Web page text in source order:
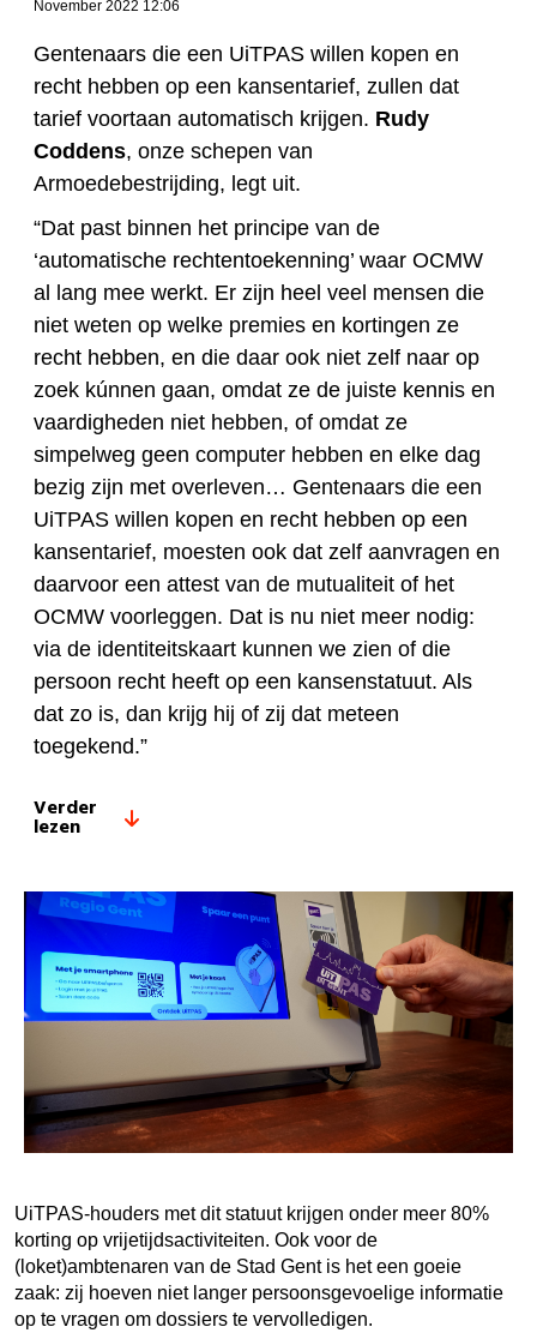
November 2022 12:06
Gentenaars die een UiTPAS willen kopen en
recht hebben op een kansentarief, zullen dat
tarief voortaan automatisch krijgen. Rudy
Coddens, onze schepen van
Armoedebestrijding, legt uit.
“Dat past binnen het principe van de
‘automatische rechtentoekenning’ waar OCMW
al lang mee werkt. Er zijn heel veel mensen die
niet weten op welke premies en kortingen ze
recht hebben, en die daar ook niet zelf naar op
zoek kúnnen gaan, omdat ze de juiste kennis en
vaardigheden niet hebben, of omdat ze
simpelweg geen computer hebben en elke dag
bezig zijn met overleven… Gentenaars die een
UiTPAS willen kopen en recht hebben op een
kansentarief, moesten ook dat zelf aanvragen en
daarvoor een attest van de mutualiteit of het
OCMW voorleggen. Dat is nu niet meer nodig:
via de identiteitskaart kunnen we zien of die
persoon recht heeft op een kansenstatuut. Als
dat zo is, dan krijg hij of zij dat meteen
toegekend.”
Verder
lezen
UiTPAS-houders met dit statuut krijgen onder meer 80%
korting op vrijetijdsactiviteiten. Ook voor de
(loket)ambtenaren van de Stad Gent is het een goeie
zaak: zij hoeven niet langer persoonsgevoelige informatie
op te vragen om dossiers te vervolledigen.